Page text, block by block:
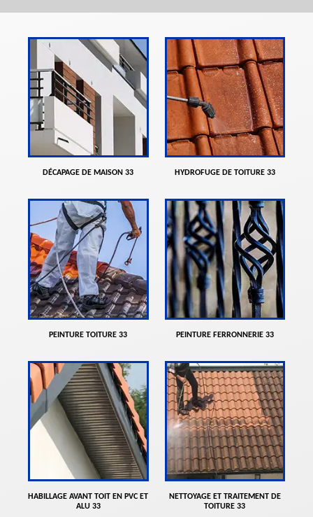
DÉCAPAGE DE MAISON 33 HYDROFUGE DE TOITURE 33
PEINTURE TOITURE 33 PEINTURE FERRONNERIE 33
HABILLAGE AVANT TOIT EN PVC ET
ALU 33
NETTOYAGE ET TRAITEMENT DE
TOITURE 33